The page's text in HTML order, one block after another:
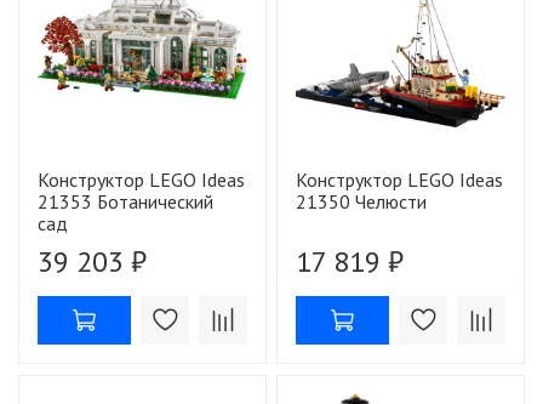
Конструктор LEGO Ideas
21353 Ботанический
сад
39 203 ₽
Конструктор LEGO Ideas
21350 Челюсти
17 819 ₽